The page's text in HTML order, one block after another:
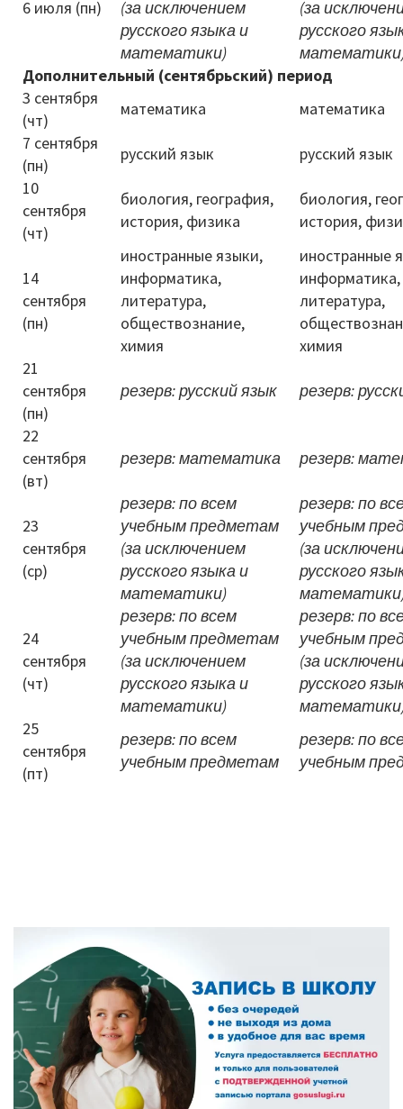
6 июля (пн)
(за исключением
русского языка и
математики)
(за
русского
Дополнительный (сентябрьский) период
3 сентября
(чт)
математика
математика
7 сентября
(пн)
русский язык
русский язык
10
сентября
(чт)
биология, география,
история, физика
биология,
история,
14
сентября
(пн)
иностранные языки,
информатика,
литература,
обществознание,
химия
иностранные
информатика,
литература,
химия
21
сентября
(пн)
резерв: русский язык резерв:
22
сентября
(вт)
резерв: математика резерв:
23
сентября
(ср)
резерв: по всем
учебным предметам
(за исключением
русского языка и
математики)
резерв: по
учебным
(за
русского
24
сентября
(чт)
резерв: по всем
учебным предметам
(за исключением
русского языка и
математики)
резерв: по
учебным
(за
русского
25
сентября
(пт)
резерв: по всем
учебным предметам
резерв: по
учебным
ОСНОВНАЯ
ПАНЕЛЬ